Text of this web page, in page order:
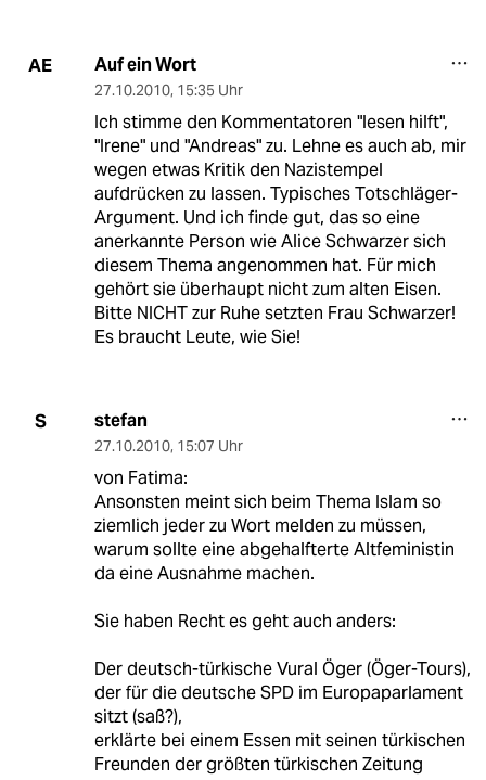
AE Auf ein Wort
27.10.2010, 15:35 Uhr
Ich stimme den Kommentatoren "lesen hilft",
"Irene" und "Andreas" zu. Lehne es auch ab, mir
wegen etwas Kritik den Nazistempel
aufdrücken zu lassen. Typisches Totschläger-
Argument. Und ich finde gut, das so eine
anerkannte Person wie Alice Schwarzer sich
diesem Thema angenommen hat. Für mich
gehört sie überhaupt nicht zum alten Eisen.
Bitte NICHT zur Ruhe setzten Frau Schwarzer!
Es braucht Leute, wie Sie!
S stefan
27.10.2010, 15:07 Uhr
von Fatima:
Ansonsten meint sich beim Thema Islam so
ziemlich jeder zu Wort melden zu müssen,
warum sollte eine abgehalfterte Altfeministin
da eine Ausnahme machen.
Sie haben Recht es geht auch anders:
Der deutsch-türkische Vural Öger (Öger-Tours),
der für die deutsche SPD im Europaparlament
sitzt (saß?),
erklärte bei einem Essen mit seinen türkischen
Freunden der größten türkischen Zeitung